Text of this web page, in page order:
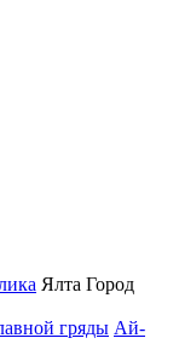
Ялта Город
гряды Ай-